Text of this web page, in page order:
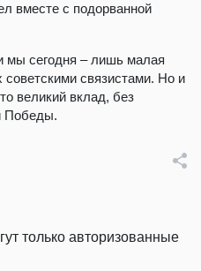
вместе с подорванной
мы сегодня – лишь малая
связистами. Но и
великий вклад, без
Победы.
только авторизованные